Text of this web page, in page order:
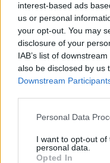
interest-based ads
us or personal
your opt-out. You may
disclosure of your
IAB’s list of
also be disclosed by us
Downstream
Personal Data
I want to opt-out
personal data.
Opted In
300 ml piena
1 tējk. vaniļas
1 M izmēra ola
2 ēdamk.
1 ēdamk. brūnā